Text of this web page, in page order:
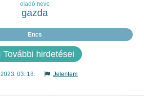
eladó neve
gazda
Encs
További hirdetései
2023. 03. 18. Jelentem